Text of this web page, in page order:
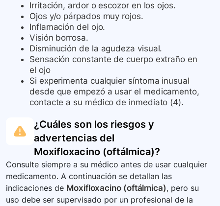
Irritación, ardor o escozor en los ojos.
Ojos y/o párpados muy rojos.
Inflamación del ojo.
Visión borrosa.
Disminución de la agudeza visual.
Sensación constante de cuerpo extraño en
el ojo
Si experimenta cualquier síntoma inusual
desde que empezó a usar el medicamento,
contacte a su médico de inmediato (4).
¿Cuáles son los riesgos y
advertencias del
Moxifloxacino (oftálmica)?
Consulte siempre a su médico antes de usar cualquier
medicamento. A continuación se detallan las
indicaciones de Moxifloxacino (oftálmica), pero su
uso debe ser supervisado por un profesional de la